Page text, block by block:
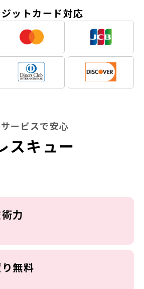
ットカード対応
ービスで安心
スキュー
力
無料